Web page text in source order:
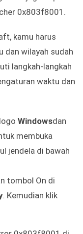
0x803f8001.
kamu harus
dan wilayah sudah
langkah-langkah
waktu dan
Windowsdan
membuka
jendela di bawah
tombol On di
. Kemudian klik